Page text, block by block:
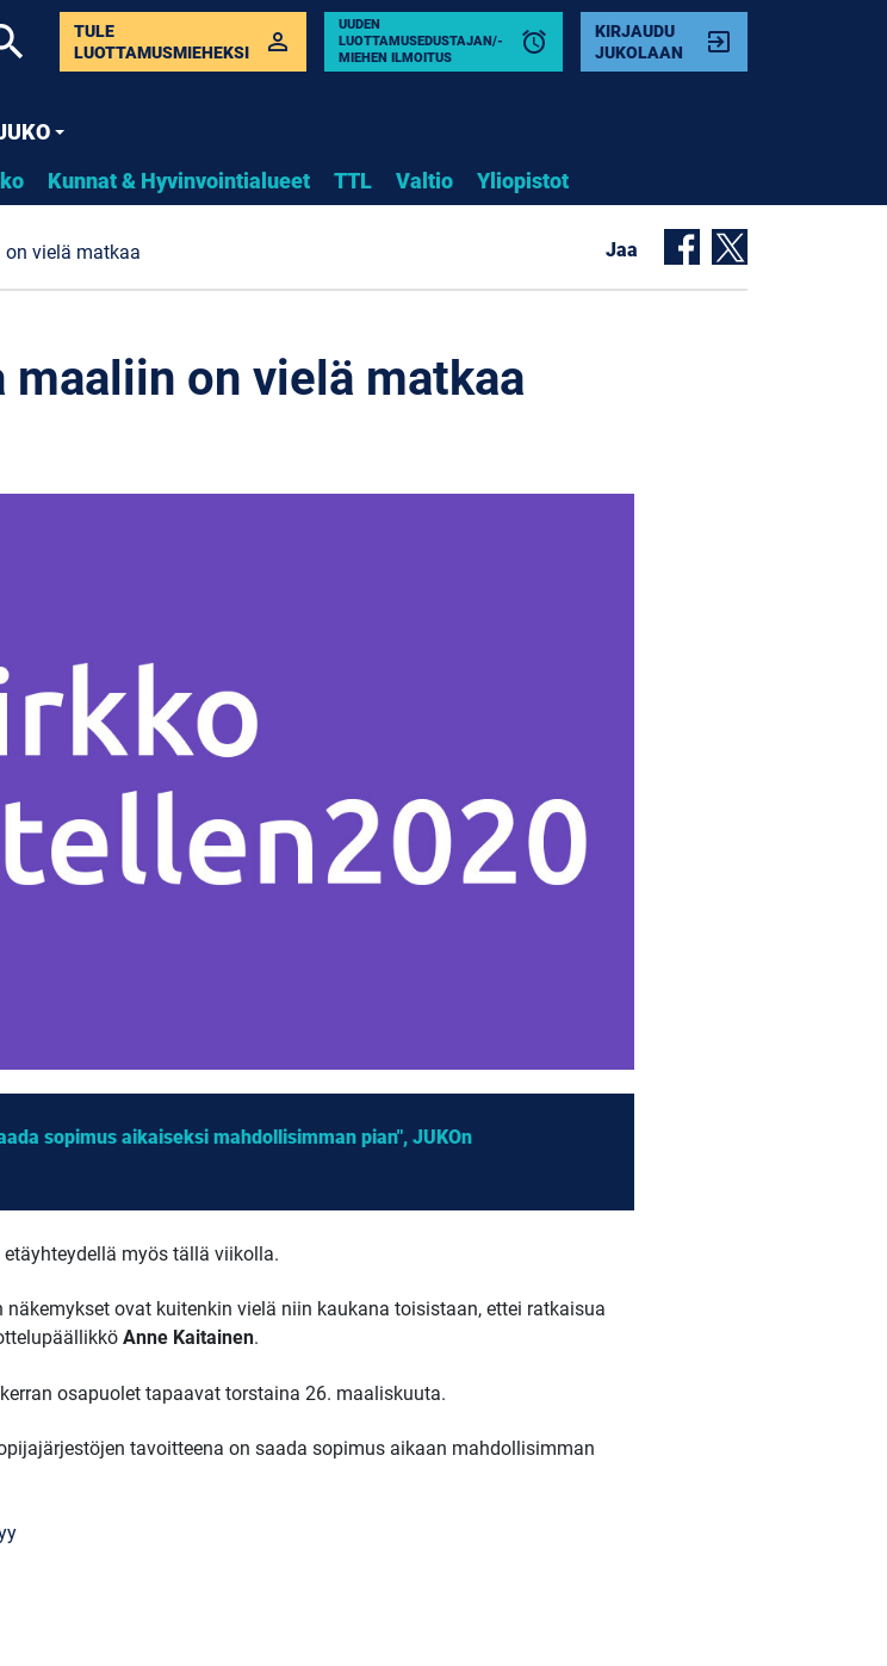
Kunnat & Hyvinvointialueet TTL Valtio Yliopistot
TULE
LUOTTAMUSMIEHEKSI
perm_identity
UUDEN
LUOTTAMUSEDUSTAJAN/-
MIEHEN ILMOITUS
alarm
KIRJAUDU
JUKOLAAN
exit_to_app
vielä matkaa Jaa
on vielä matkaa
sopimus aikaiseksi mahdollisimman pian", JUKOn
myös tällä viikolla.
ovat kuitenkin vielä niin kaukana toisistaan, ettei ratkaisua
Anne Kaitainen.
osapuolet tapaavat torstaina 26. maaliskuuta.
tavoitteena on saada sopimus aikaan mahdollisimman